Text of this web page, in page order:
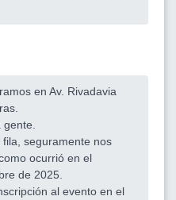
en Av. Rivadavia
seguramente nos
ocurrió en el
de 2025.
al evento en el